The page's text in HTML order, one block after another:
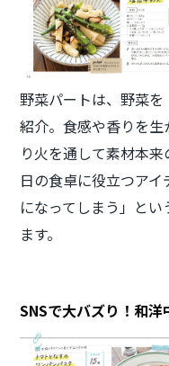
野菜パートは、野菜
紹介。食感や香りを
り火を通して素材本
日の食卓に役立つア
になってしまう」と
ます。
SNSで大バズり！和洋